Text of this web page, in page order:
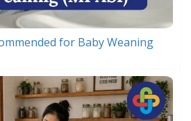
for Baby Weaning